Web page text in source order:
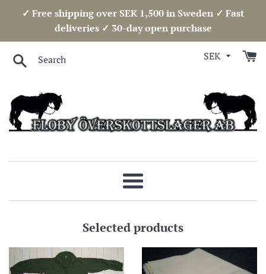
✓ Free shipping over SEK 1,500 in Sweden ✓ Fast
deliveries ✓ 30-day open purchase
Search
Floby
AB
Menu
Selected products